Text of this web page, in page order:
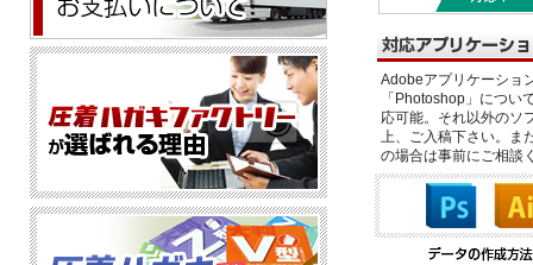
Adobeアプリケーショ
「Photoshop」につい
応可能。それ以外のソ
上、ご入稿下さい。ま
の場合は事前にご相談